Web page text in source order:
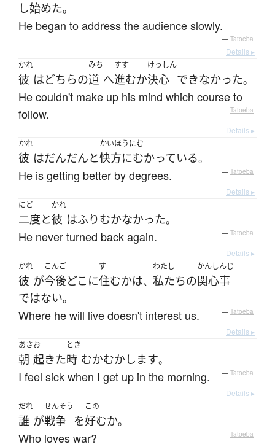
し始めた。
He began to address the audience slowly.
— Tatoeba
Details ▸
かれ
彼 はどちらの
みち
道 へ
すす
進むか
けっしん
決心 できなかった。
He couldn't make up his mind which course to
follow.
— Tatoeba
Details ▸
かれ
彼 はだんだんと
かいほうにむ
快方にむかっている。
He is getting better by degrees. — Tatoeba
Details ▸
にど
二度と
かれ
彼 はふりむかなかった。
He never turned back again. — Tatoeba
Details ▸
かれ
彼 が
こんご
今後どこ に
す
住むかは、
わたし
私たちの
かんしんじ
関心事
ではない。
Where he will live doesn't interest us. — Tatoeba
Details ▸
あさ
朝
お
起きた
とき
時 むかむかします。
I feel sick when I get up in the morning. — Tatoeba
Details ▸
だれ
誰 が
せんそう
戦争 を
この
好むか。
Who loves war? — Tatoeba